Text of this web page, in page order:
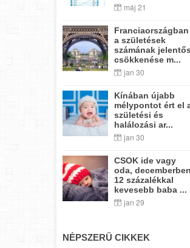
máj 21
Franciaországban
a születések
számának jelentős
csökkenése m...
jan 30
Kínában újabb
mélypontot ért el
születési és
halálozási ar...
jan 30
CSOK ide vagy
oda, decemberben
12 százalékkal
kevesebb baba ...
jan 29
NÉPSZERŰ CIKKEK